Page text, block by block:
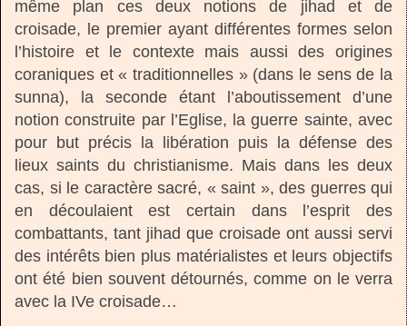
même plan ces deux notions de jihad et de
croisade, le premier ayant différentes formes selon
l’histoire et le contexte mais aussi des origines
coraniques et « traditionnelles » (dans le sens de la
sunna), la seconde étant l’aboutissement d’une
notion construite par l’Eglise, la guerre sainte, avec
pour but précis la libération puis la défense des
lieux saints du christianisme. Mais dans les deux
cas, si le caractère sacré, « saint », des guerres qui
en découlaient est certain dans l’esprit des
combattants, tant jihad que croisade ont aussi servi
des intérêts bien plus matérialistes et leurs objectifs
ont été bien souvent détournés, comme on le verra
avec la IVe croisade…